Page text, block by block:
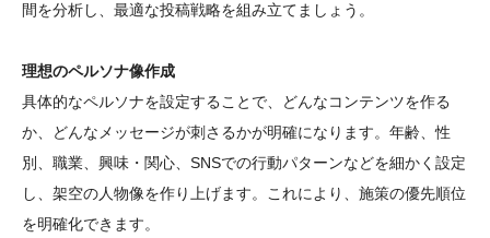
間を分析し、最適な投稿戦略を組み立てましょう。
理想のペルソナ像作成
具体的なペルソナを設定することで、どんなコンテンツを作る
か、どんなメッセージが刺さるかが明確になります。年齢、性
別、職業、興味・関心、SNSでの行動パターンなどを細かく設定
し、架空の人物像を作り上げます。これにより、施策の優先順位
を明確化できます。